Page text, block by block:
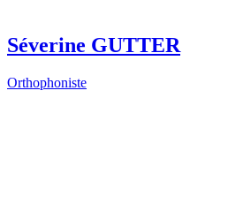
Séverine GUTTER
Orthophoniste